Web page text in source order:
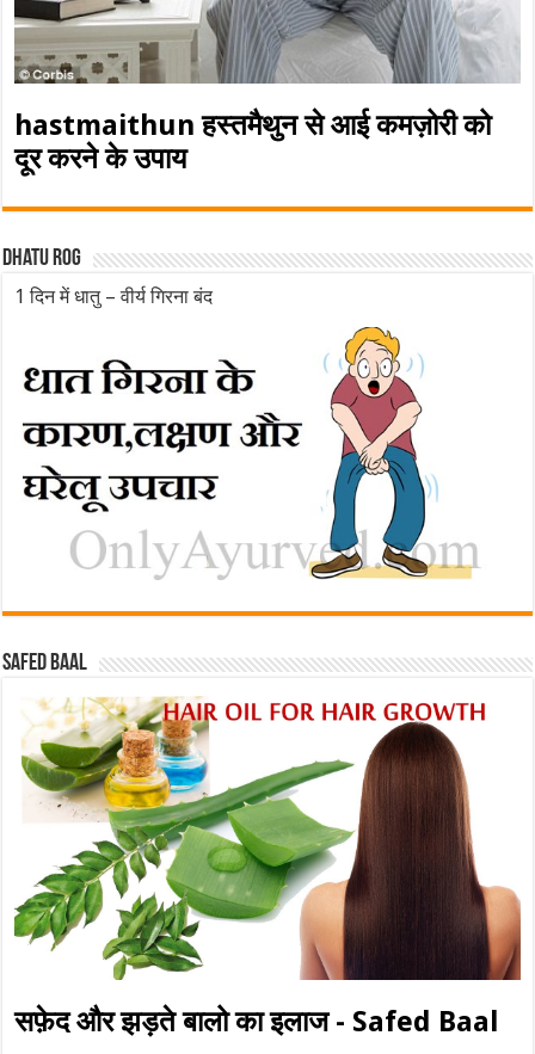
hastmaithun हस्तमैथुन से आई कमज़ोरी को
दूर करने के उपाय
Dhatu rog
1 दिन में धातु – वीर्य गिरना बंद
Safed baal
सफ़ेद और झड़ते बालो का इलाज - Safed Baal